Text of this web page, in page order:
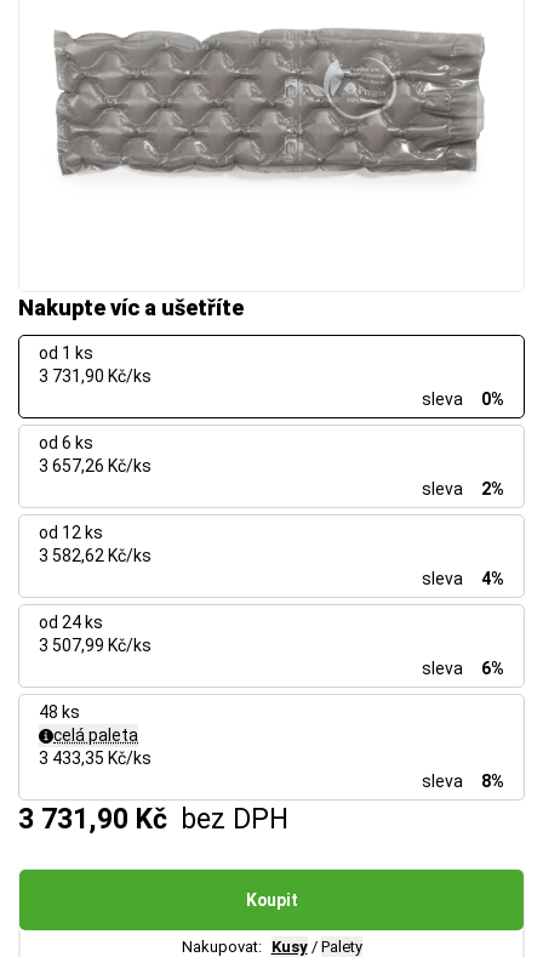
Nakupte víc a ušetříte
od 1 ks
3 731,90 Kč/ks
sleva
0%
od 6 ks
3 657,26 Kč/ks
sleva
2%
od 12 ks
3 582,62 Kč/ks
sleva
4%
od 24 ks
3 507,99 Kč/ks
sleva
6%
48 ks
celá paleta
3 433,35 Kč/ks
sleva
8%
3 731,90 Kč bez DPH
Koupit
Nakupovat: Kusy / Palety